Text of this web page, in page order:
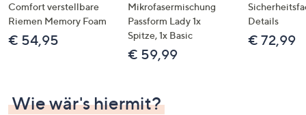
rechts,
um
diese
Comfort verstellbare
Riemen Memory Foam
€ 54,95
Mikrofasermischung
Passform Lady 1x
Spitze, 1x Basic
€ 59,99
Details
€ 72,99
Wie wär's hiermit?